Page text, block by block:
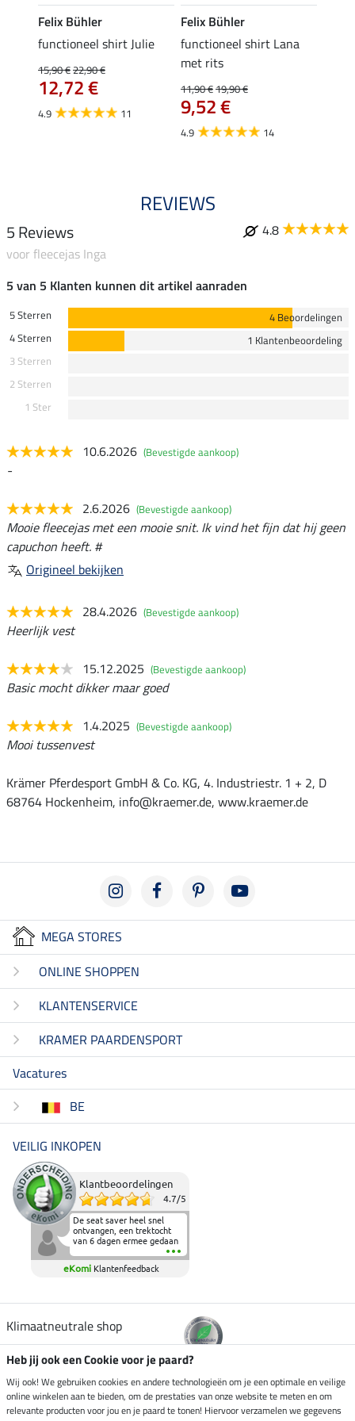
Felix Bühler
functioneel shirt Julie
15,90 €22,90 €
12,72 €
4.9 11
Felix Bühler
functioneel shirt Lana
met rits
11,90 €19,90 €
9,52 €
4.9 14
REVIEWS
5 Reviews
4.8
voor fleecejas Inga
5 van 5 Klanten kunnen dit artikel aanraden
5 Sterren
4 Beoordelingen
4 Sterren
1 Klantenbeoordeling
3 Sterren
2 Sterren
1 Ster
10.6.2026 (Bevestigde aankoop)
-
2.6.2026 (Bevestigde aankoop)
Mooie fleecejas met een mooie snit. Ik vind het fijn dat hij geen
capuchon heeft. #
Origineel bekijken
28.4.2026 (Bevestigde aankoop)
Heerlijk vest
15.12.2025 (Bevestigde aankoop)
Basic mocht dikker maar goed
1.4.2025 (Bevestigde aankoop)
Mooi tussenvest
Krämer Pferdesport GmbH & Co. KG, 4. Industriestr. 1 + 2, D
68764 Hockenheim, info@kraemer.de, www.kraemer.de
MEGA STORES
ONLINE SHOPPEN
KLANTENSERVICE
KRAMER PAARDENSPORT
Vacatures
BE
VEILIG INKOPEN
Klantbeoordelingen
4.7/5
De seat saver heel snel
ontvangen, een trektocht
van 6 dagen ermee gedaan
en deze heeft de beproeving
fantastisch doorstaan.
Heerlijk zacht om op te
elkaar in het zadel.
eKomi Klantenfeedback
Klimaatneutrale shop
Verzending per
Heb jij ook een Cookie voor je paard?
Wij ook! We gebruiken cookies en andere technologieën om je een optimale en veilige
online winkelen aan te bieden, om de prestaties van onze website te meten en om
relevante producten voor jou en je paard te tonen! Hiervoor verzamelen we gegevens